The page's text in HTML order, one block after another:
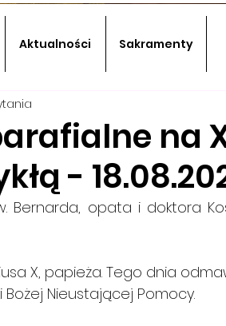
Aktualności Sakramenty
na
-
Bernarda, opata i doktora
X, papieża. Tego dnia
Nieustającej Pomocy.